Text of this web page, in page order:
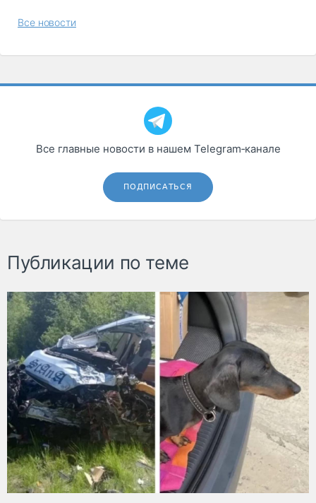
Все новости
Все главные новости в нашем Telegram‑канале
ПОДПИСАТЬСЯ
Публикации по теме